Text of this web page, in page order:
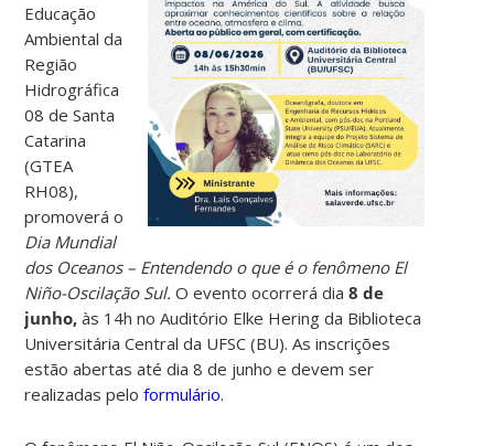
Educação
Ambiental da
Região
Hidrográfica
08 de Santa
Catarina
(GTEA
RH08),
promoverá o
Dia Mundial
dos Oceanos – Entendendo o que é o fenômeno El
Niño-Oscilação Sul.O evento ocorrerá dia8 de
junho, às 14h no Auditório Elke Hering da Biblioteca
Universitária Central da UFSC (BU). As inscrições
estão abertas até dia 8 de junho e devem ser
realizadas peloformulário.